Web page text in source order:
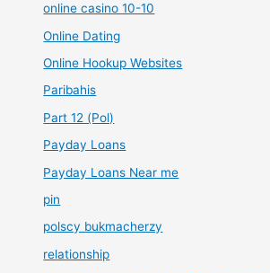
online casino 10-10
Online Dating
Online Hookup Websites
Paribahis
Part 12 (Pol)
Payday Loans
Payday Loans Near me
pin
polscy bukmacherzy
relationship